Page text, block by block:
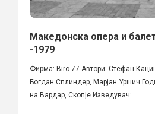
Македонска опера и
-1979
Фирма: Biro 77 Автори: Стефан
Богдан Сплиндер, Марјан Уршич
на Вардар, Скопје Изведувач:...